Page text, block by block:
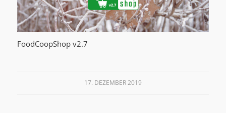
FoodCoopShop v2.7
17. DEZEMBER 2019